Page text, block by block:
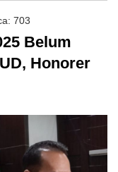
703
Belum
Honorer